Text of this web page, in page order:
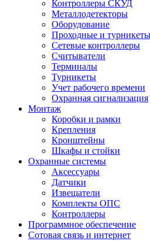
Контроллеры СКУД
Металлодетекторы
Оборудование
Проходные и турникеты
Сетевые контроллеры
Считыватели
Терминалы
Турникеты
Учет рабочего времени
Охранная сигнализация
Монтаж
Коробки и рамки
Крепления
Кронштейны
Шкафы и стойки
Охранные системы
Аксессуары
Датчики
Извещатели
Комплекты ОПС
Контроллеры
Программное обеспечение
Сотовая связь и интернет